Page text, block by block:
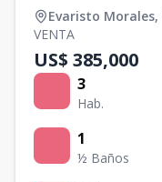
Evaristo Morales,
VENTA
US$ 385,000
3
Hab.
1
½ Baños